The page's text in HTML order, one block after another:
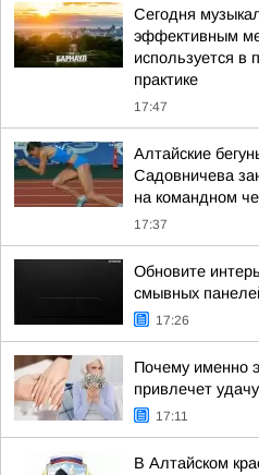
Сегодня
эффективным
используется в
практике
17:47
Алтайские
Садовничева
на командном
17:37
Обновите
смывных
17:26
Почему именно
привлечет
17:11
В Алтайском